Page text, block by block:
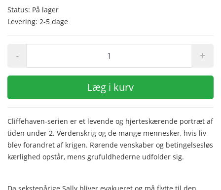
Status: På lager
Levering: 2-5 dage
- +
Læg i kurv
Cliffehaven-serien er et levende og hjerteskærende portræt af
tiden under 2. Verdenskrig og de mange mennesker, hvis liv
blev forandret af krigen. Rørende venskaber og betingelsesløs
kærlighed opstår, mens grufuldhederne udfolder sig.
Da sekstenårige Sally bliver evakueret og må flytte til den